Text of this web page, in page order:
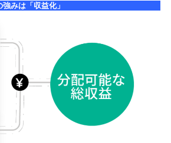
みは「収益化」